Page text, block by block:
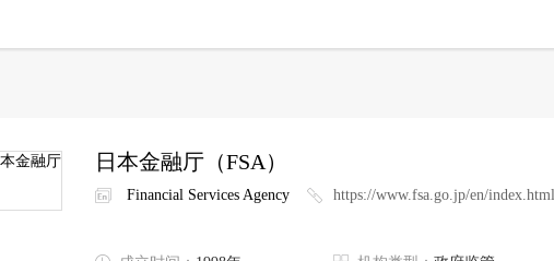
日本金融厅 （FSA）
Financial Services Agency https://www.fsa.go.jp/en/index.html